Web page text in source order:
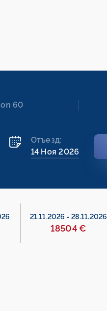
60
Отъезд:
14 Ноя 2026
21.11.2026 -28.11.2026
18504 €